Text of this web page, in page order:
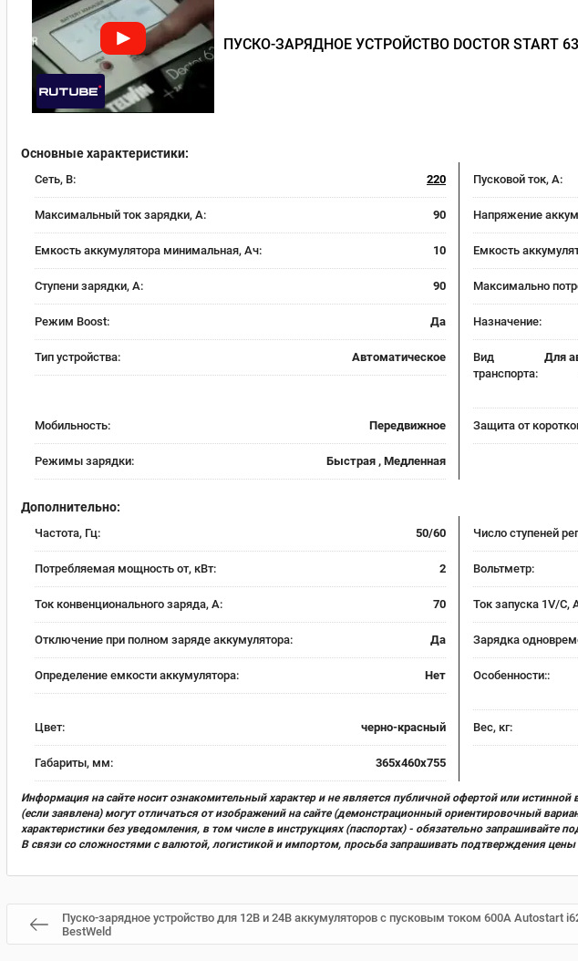
ПУСКО-ЗАРЯДНОЕ УСТРОЙСТВО DOCTOR START
Основные характеристики:
Сеть, В: 220 Пусковой ток, A:
Максимальный ток зарядки, А: 90 Напряжение
Емкость аккумулятора минимальная, Ач: 10 Емкость
Ступени зарядки, А: 90 Максимально
Режим Boost: Да Назначение:
Тип устройства: Автоматическое
Вид
транспорта:
Для
Мобильность: Передвижное Защита от
Режимы зарядки: Быстрая , Медленная
Дополнительно:
Частота, Гц: 50/60 Число ступеней
Потребляемая мощность от, кВт: 2 Вольтметр:
Ток конвенционального заряда, А: 70 Ток запуска 1V/C,
Отключение при полном заряде аккумулятора: Да Зарядка
Определение емкости аккумулятора: Нет Особенности::
Цвет: черно-красный Вес, кг:
Габариты, мм: 365х460х755
Информация на сайте носит ознакомительный характер и не является публичной офертой или
(если заявлена) могут отличаться от изображений на сайте (демонстрационный ориентировочный
характеристики без уведомления, в том числе в инструкциях (паспортах) - обязательно запрашивайте
В связи со сложностями с валютой, логистикой и импортом, просьба запрашивать подтверждения цены
Пуско-зарядное устройство для 12В и 24В аккумуляторов с пусковым током 600А Autostart
BestWeld